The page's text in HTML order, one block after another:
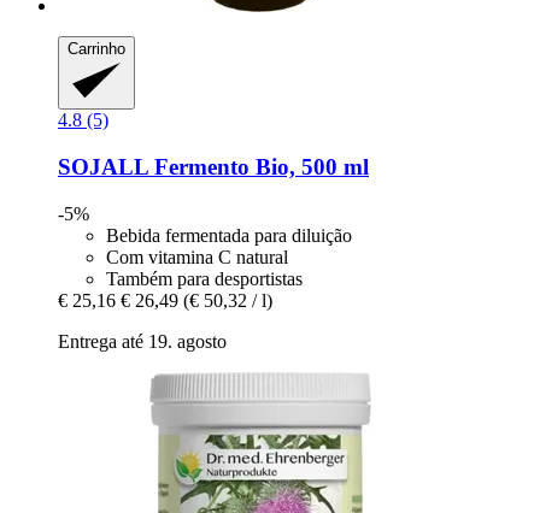
Carrinho
4.8 (5)
SOJALL Fermento Bio, 500 ml
-5%
Bebida fermentada para diluição
Com vitamina C natural
Também para desportistas
€ 25,16 € 26,49 (€ 50,32 / l)
Entrega até 19. agosto